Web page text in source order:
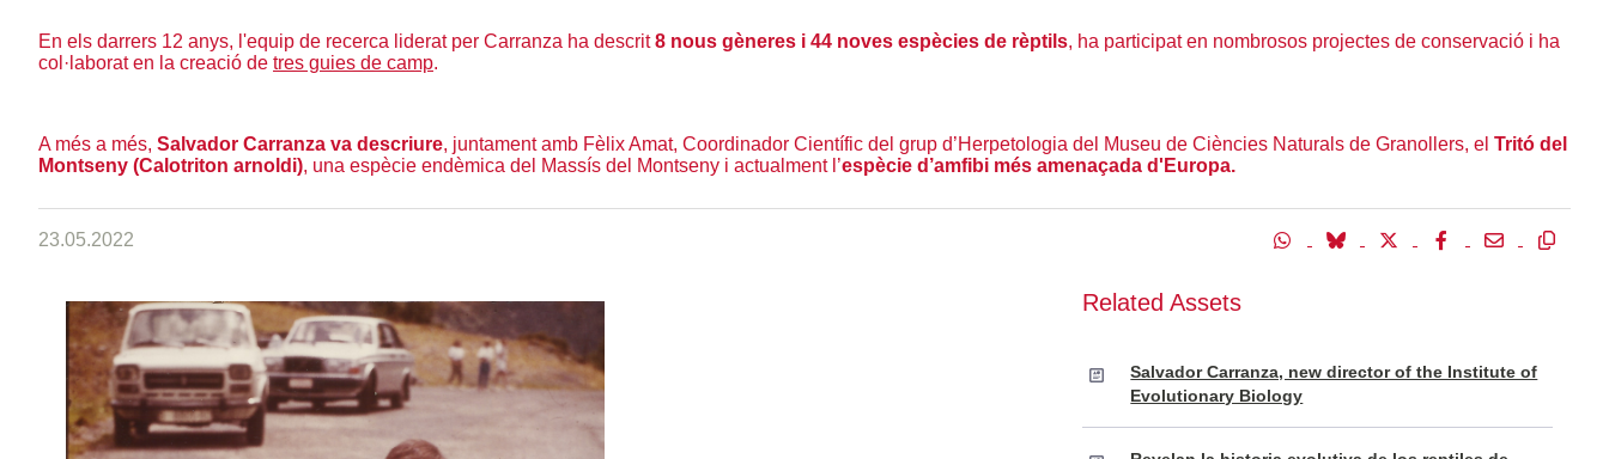
En els darrers 12 anys, l'equip de recerca liderat per Carranza ha descrit8 nous gèneres i 44 noves espècies de rèptils, ha participat en nombrosos projectes de conservació i ha
col·laborat en la creació de tres guies de camp.
A més a més, Salvador Carranza va descriure, juntament amb Fèlix Amat, Coordinador Científic del grup d’Herpetologia del Museu de Ciències Naturals de Granollers, el Tritó del
Montseny (Calotriton arnoldi), una espècie endèmica del Massís del Montseny i actualment l’espècie d’amfibi més amenaçada d'Europa.
23.05.2022
Related Assets
Salvador Carranza, new director of the Institute of
Evolutionary Biology